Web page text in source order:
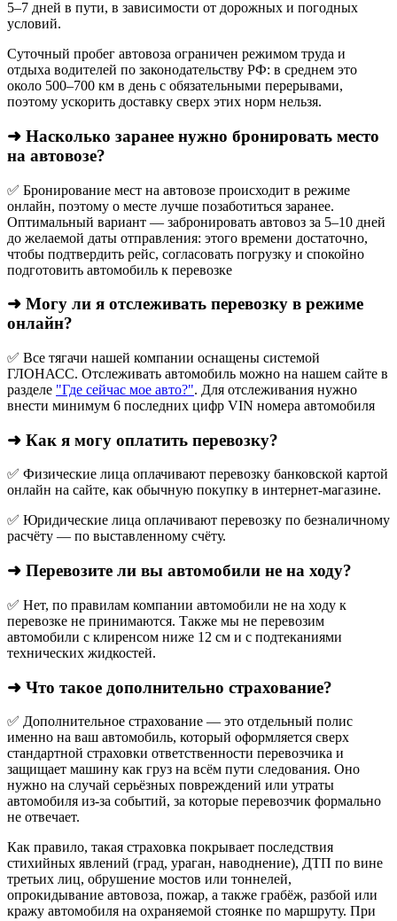
5–7 дней в пути, в зависимости от дорожных и погодных
условий.
Суточный пробег автовоза ограничен режимом труда и
отдыха водителей по законодательству РФ: в среднем это
около 500–700 км в день с обязательными перерывами,
поэтому ускорить доставку сверх этих норм нельзя.
➜ Насколько заранее нужно бронировать место
на автовозе?
✅ Бронирование мест на автовозе происходит в режиме
онлайн, поэтому о месте лучше позаботиться заранее.
Оптимальный вариант — забронировать автовоз за 5–10 дней
до желаемой даты отправления: этого времени достаточно,
чтобы подтвердить рейс, согласовать погрузку и спокойно
подготовить автомобиль к перевозке
➜ Могу ли я отслеживать перевозку в режиме
онлайн?
✅ Все тягачи нашей компании оснащены системой
ГЛОНАСС. Отслеживать автомобиль можно на нашем сайте в
разделе "Где сейчас мое авто?". Для отслеживания нужно
внести минимум 6 последних цифр VIN номера автомобиля
➜ Как я могу оплатить перевозку?
✅ Физические лица оплачивают перевозку банковской картой
онлайн на сайте, как обычную покупку в интернет‑магазине.
✅ Юридические лица оплачивают перевозку по безналичному
расчёту — по выставленному счёту.
➜ Перевозите ли вы автомобили не на ходу?
✅ Нет, по правилам компании автомобили не на ходу к
перевозке не принимаются. Также мы не перевозим
автомобили с клиренсом ниже 12 см и с подтеканиями
технических жидкостей.
➜ Что такое дополнительно страхование?
✅ Дополнительное страхование — это отдельный полис
именно на ваш автомобиль, который оформляется сверх
стандартной страховки ответственности перевозчика и
защищает машину как груз на всём пути следования. Оно
нужно на случай серьёзных повреждений или утраты
автомобиля из‑за событий, за которые перевозчик формально
не отвечает.​
Как правило, такая страховка покрывает последствия
стихийных явлений (град, ураган, наводнение), ДТП по вине
третьих лиц, обрушение мостов или тоннелей,
опрокидывание автовоза, пожар, а также грабёж, разбой или
кражу автомобиля на охраняемой стоянке по маршруту. При